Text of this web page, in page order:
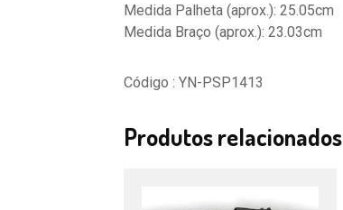
Medida Palheta (aprox.): 25.05cm
Medida Braço (aprox.): 23.03cm
Código : YN-PSP1413
Produtos relacionados